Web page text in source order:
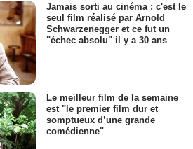
Jamais sorti au cinéma : c'est le
seul film réalisé par Arnold
Schwarzenegger et ce fut un
"échec absolu" il y a 30 ans
Le meilleur film de la semaine
est "le premier film dur et
somptueux d’une grande
comédienne"